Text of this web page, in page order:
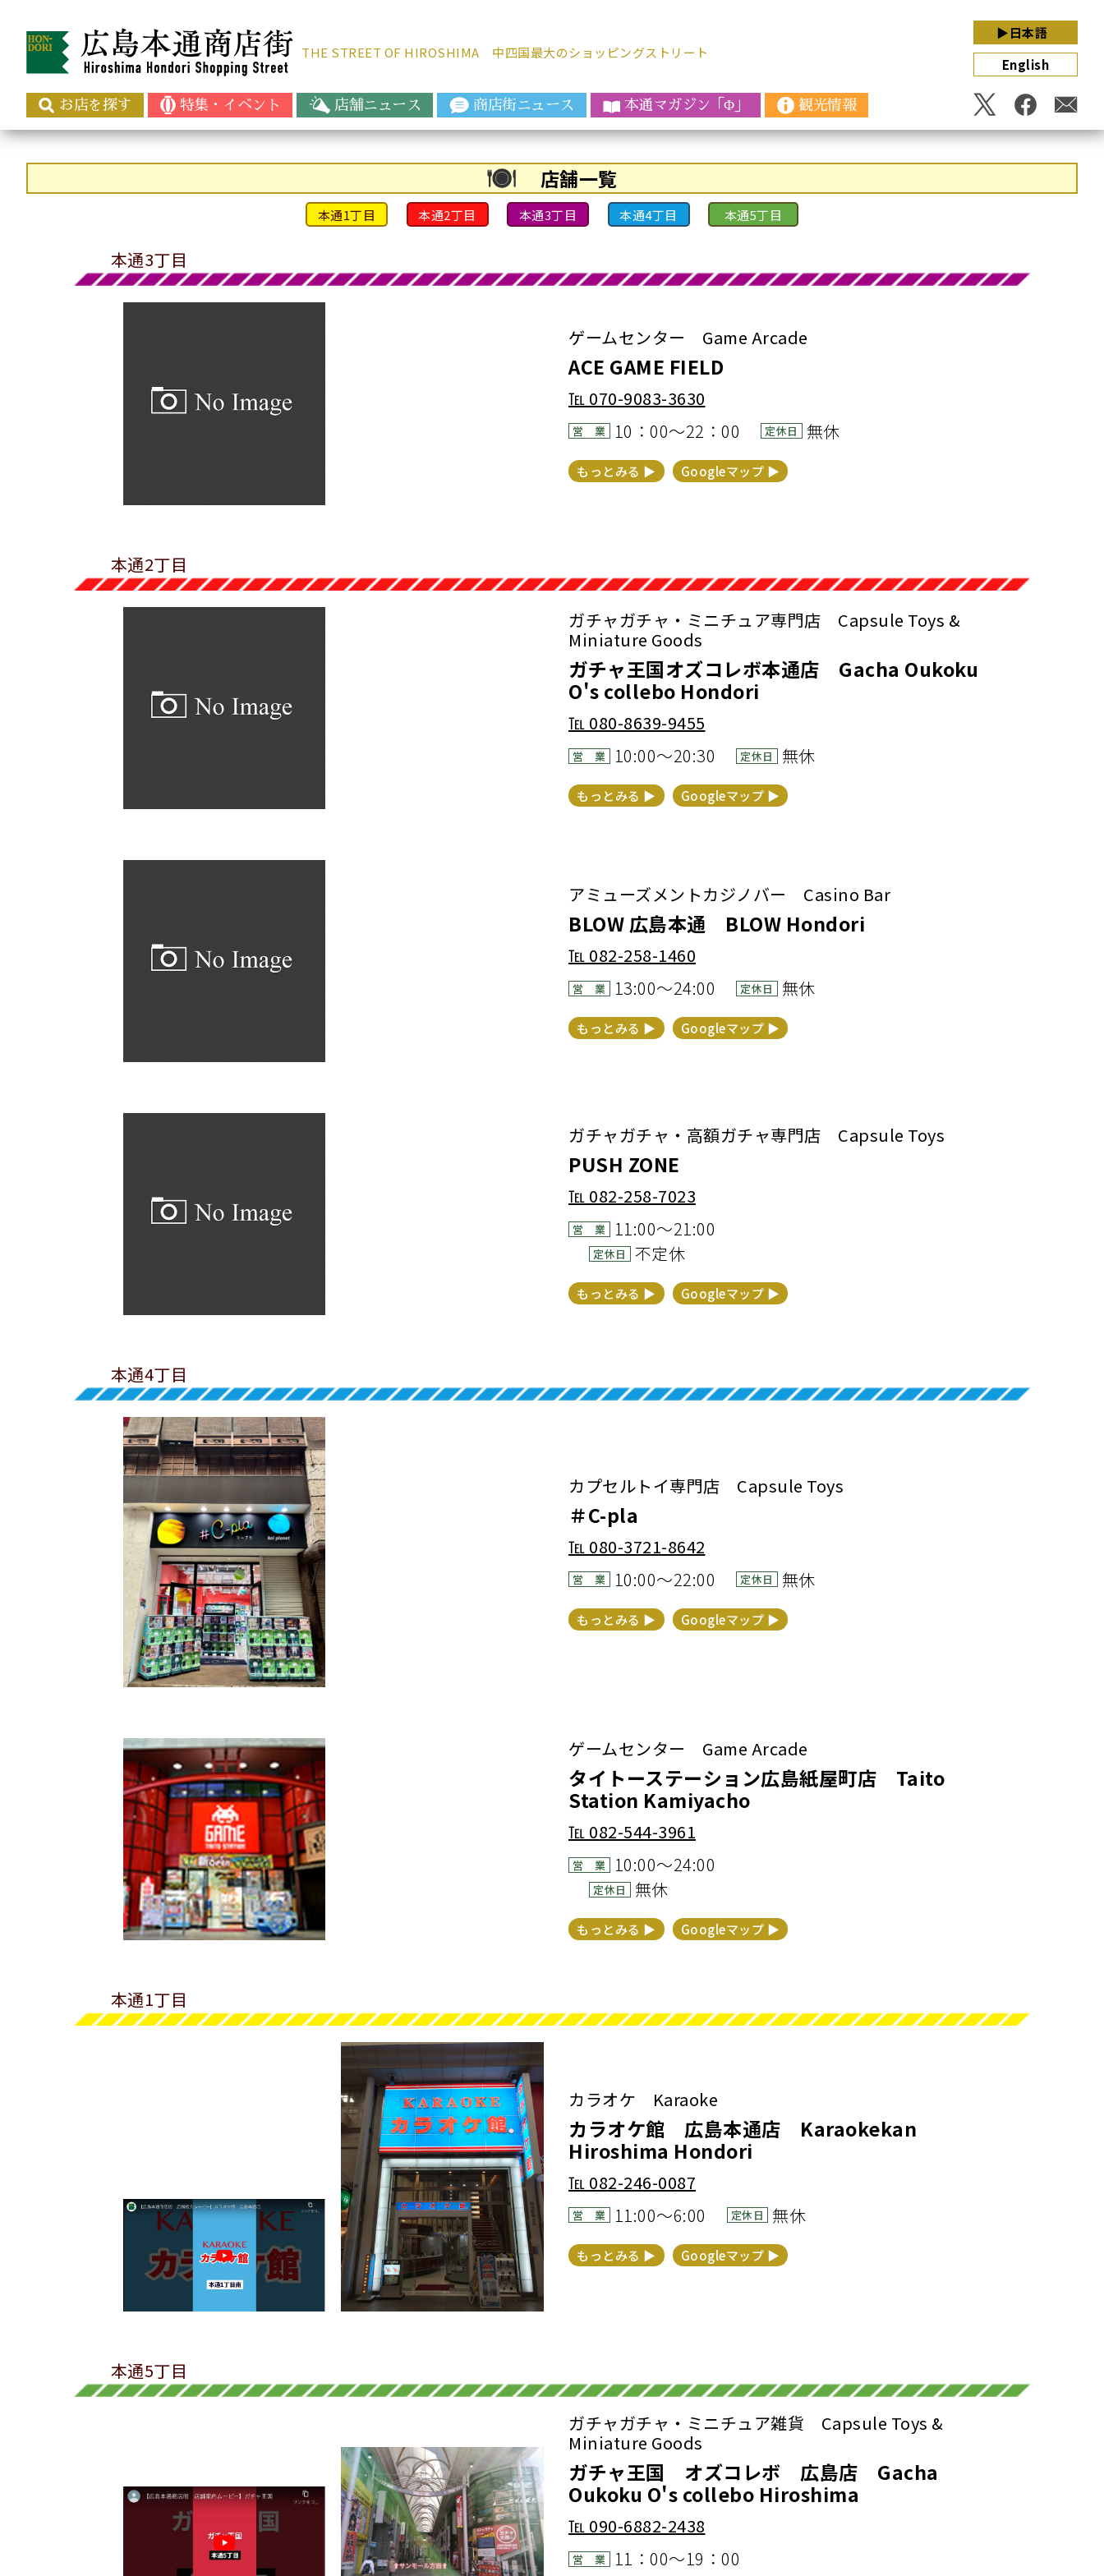
THE STREET OF HIROSHIMA 中四国最大のショッピングストリート
▶日本語
English
お店を探す 特集・イベント 店舗ニュース 商店街ニュース 本通マガジ ン「 Φ」 観光情報
店舗一覧
本通1丁目 本通2丁目 本通3丁目 本通4丁目 本通5丁目
本通3丁目
ゲームセンター Game Arcade
ACE GAME FIELD
℡ 070-9083-3630
営 業 10：00～22：00 定休日 無休
もっとみる ▶︎ Googleマップ ▶︎
本通2丁目
ガチャガチャ・ミニチュア専門店 Capsule Toys &
Miniature Goods
ガチャ王国オズコレボ本通店 Gacha Oukoku
O's collebo Hondori
℡ 080-8639-9455
営 業 10:00～20:30 定休日 無休
もっとみる ▶︎ Googleマップ ▶︎
アミューズメントカジノバー Casino Bar
BLOW 広島本通 BLOW Hondori
℡ 082-258-1460
営 業 13:00～24:00 定休日 無休
もっとみる ▶︎ Googleマップ ▶︎
ガチャガチャ・高額ガチャ専門店 Capsule Toys
PUSH ZONE
℡ 082-258-7023
営 業 11:00～21:00
定休日 不定休
もっとみる ▶︎ Googleマップ ▶︎
本通4丁目
カプセルトイ専門店 Capsule Toys
＃C-pla
℡ 080-3721-8642
営 業 10:00～22:00 定休日 無休
もっとみる ▶︎ Googleマップ ▶︎
ゲームセンター Game Arcade
タイトーステーション広島紙屋町店 Taito
Station Kamiyacho
℡ 082-544-3961
営 業 10:00～24:00
定休日 無休
もっとみる ▶︎ Googleマップ ▶︎
本通1丁目
カラオケ Karaoke
カラオケ館 広島本通店 Karaokekan
Hiroshima Hondori
℡ 082-246-0087
営 業 11:00～6:00 定休日 無休
もっとみる ▶︎ Googleマップ ▶︎
本通5丁目
ガチャガチャ・ミニチュア雑貨 Capsule Toys &
Miniature Goods
ガチャ王国 オズコレボ 広島店 Gacha
Oukoku O's collebo Hiroshima
℡ 090-6882-2438
営 業 11：00～19：00